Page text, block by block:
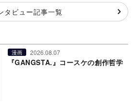
タビュー記事一覧
漫画 2026.08.07
『GANGSTA.』コースケの創作哲学